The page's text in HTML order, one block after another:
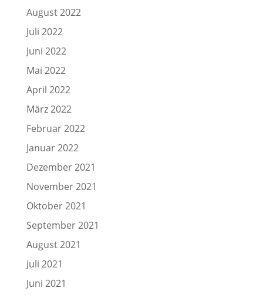
August 2022
Juli 2022
Juni 2022
Mai 2022
April 2022
März 2022
Februar 2022
Januar 2022
Dezember 2021
November 2021
Oktober 2021
September 2021
August 2021
Juli 2021
Juni 2021